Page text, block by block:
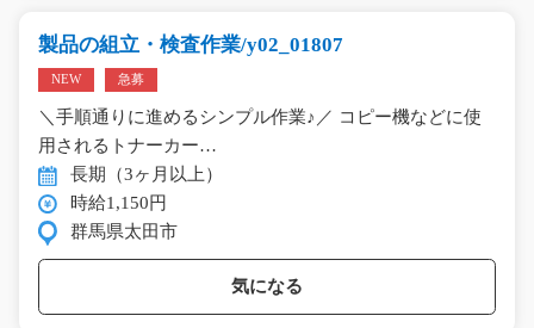
製品の組立・検査作業/y02_01807
NEW 急募
＼手順通りに進めるシンプル作業♪／ コピー機などに使
用されるトナーカー…
長期（3ヶ月以上）
時給1,150円
群馬県太田市
気になる